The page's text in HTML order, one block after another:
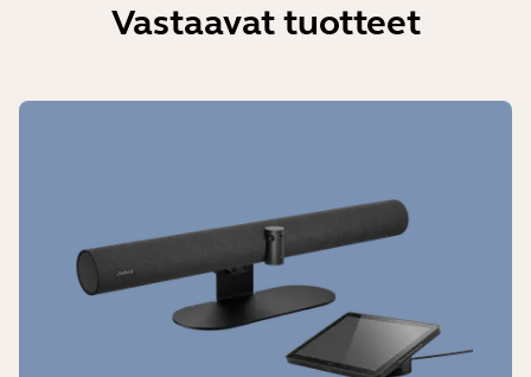
Vastaavat tuotteet